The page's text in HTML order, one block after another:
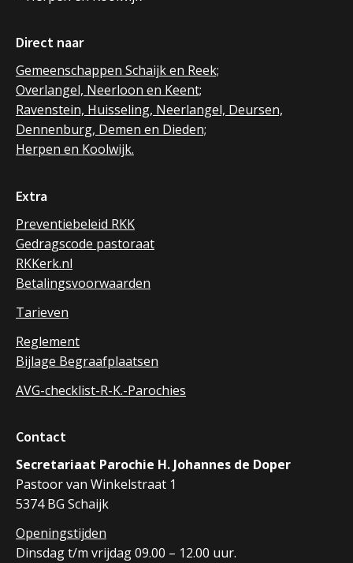
Direct naar
Gemeenschappen Schaijk en Reek;
Overlangel, Neerloon en Keent;
Ravenstein, Huisseling, Neerlangel, Deursen,
Dennenburg, Demen en Dieden;
Herpen en Koolwijk.
Extra
Preventiebeleid RKK
Gedragscode pastoraat
RKKerk.nl
Betalingsvoorwaarden
Tarieven
Reglement
Bijlage Begraafplaatsen
AVG-checklist-R-K.-Parochies
Contact
Secretariaat Parochie H. Johannes de Doper
Pastoor van Winkelstraat 1
5374 BG Schaijk
Openingstijden
Dinsdag t/m vrijdag 09.00 – 12.00 uur.